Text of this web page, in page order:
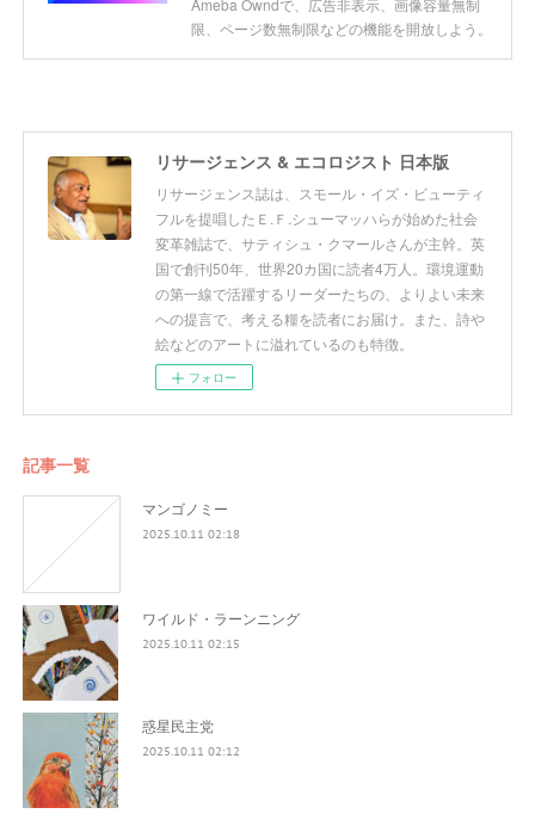
限、ページ数無制限などの機能を開放しよう。
リサージェンス & エコロジスト 日本版
リサージェンス誌は、スモール・イズ・ビューティ
フルを提唱したＥ.Ｆ.シューマッハらが始めた社会
変革雑誌で、サティシュ・クマールさんが主幹。英
国で創刊50年、世界20カ国に読者4万人。環境運動
の第一線で活躍するリーダーたちの、よりよい未来
への提言で、考える糧を読者にお届け。また、詩や
絵などのアートに溢れているのも特徴。
フォロー
記事一覧
マンゴノミー
2025.10.11 02:18
ワイルド・ラーンニング
2025.10.11 02:15
惑星民主党
2025.10.11 02:12